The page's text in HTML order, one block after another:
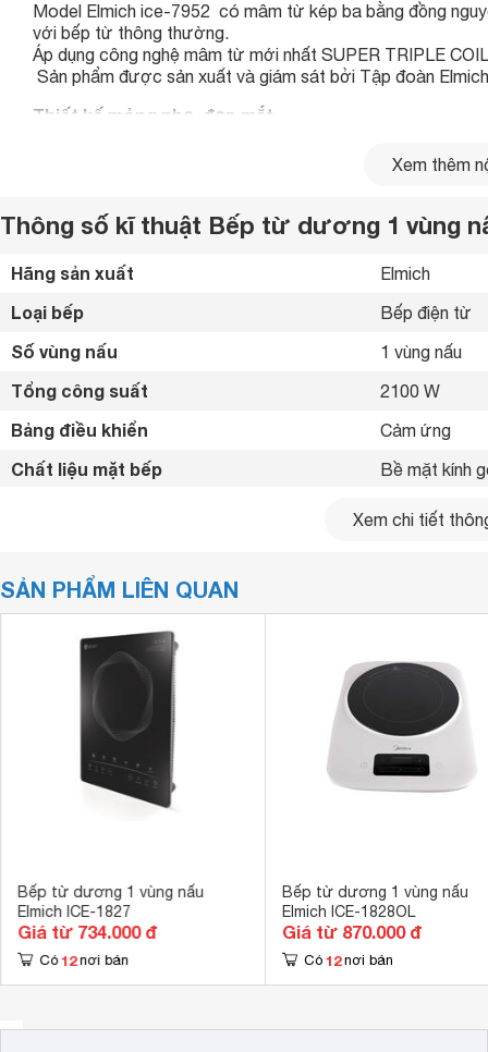
Model Elmich ice-7952 có mâm từ kép ba bằng đồng
với bếp từ thông thường.
Áp dụng công nghệ mâm từ mới nhất SUPER TRIPLE
Sản phẩm được sản xuất và giám sát bởi Tập đoàn
Thiết kế mỏng nhẹ, đẹp mắt.
đơn Elmich có bọc cao su chống
Xem thêm
Thông số kĩ thuật Bếp từ dương 1 vùng
Hãng sản xuất Elmich
Loại bếp Bếp điện từ
Số vùng nấu 1 vùng nấu
Tổng công suất 2100 W
Bảng điều khiển Cảm ứng
Chất liệu mặt bếp Bề mặt kính
Sử dụng tốt
Xem chi tiết
SẢN PHẨM LIÊN QUAN
Bếp từ dương 1 vùng nấu
Elmich ICE-1827
Giá từ 734.000 đ
Có 12 nơi bán
Bếp từ dương 1 vùng nấu
Elmich ICE-1828OL
Giá từ 870.000 đ
Có 12 nơi bán